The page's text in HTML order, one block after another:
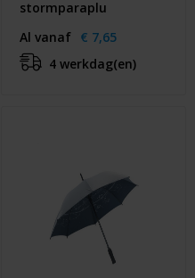
stormparaplu
Al vanaf € 7,65
4 werkdag(en)